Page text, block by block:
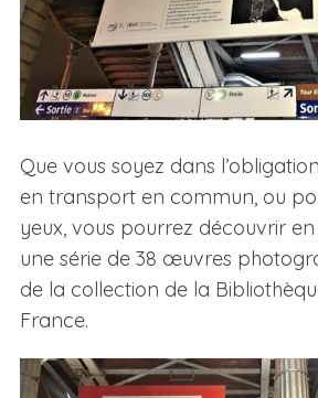
Que vous soyez dans
en transport en commun, ou
yeux, vous pourrez découvrir
une série de 38 œuvres
de la collection de la
France.